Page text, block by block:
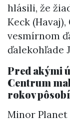
hlásili, že
Keck
vesmírnom
ďalekohľade
Pred akými
Centrum
rokov
Minor Planet